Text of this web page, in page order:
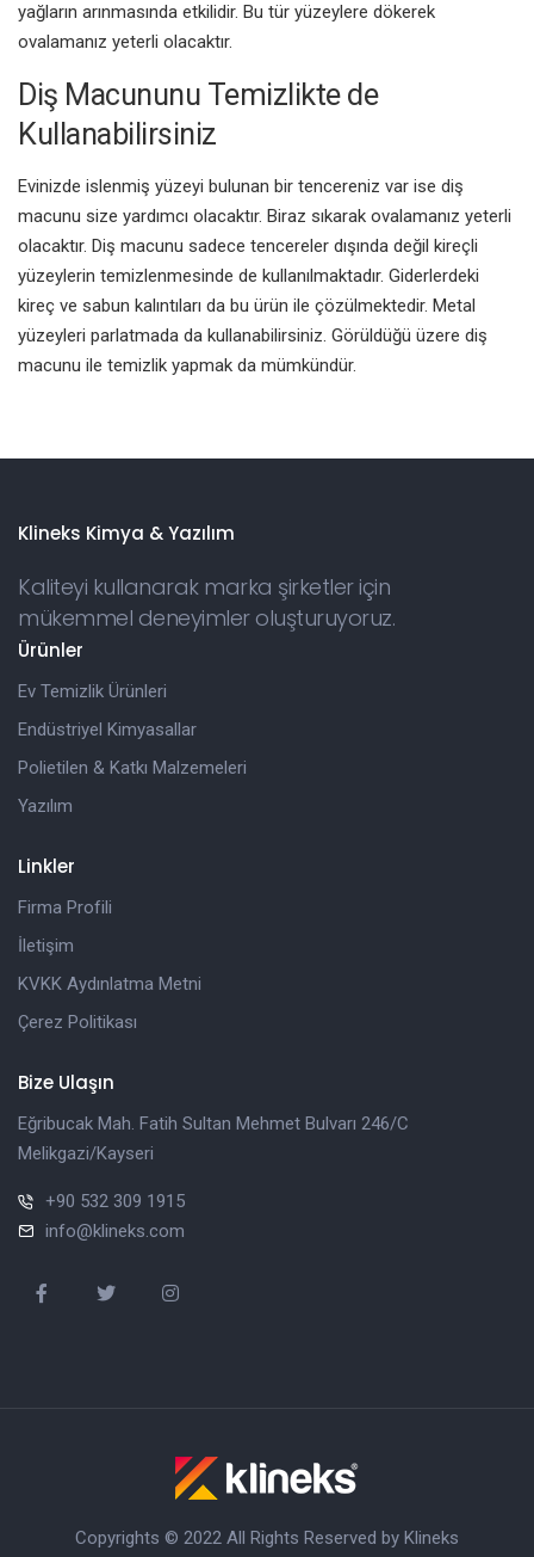
yağların arınmasında etkilidir. Bu tür yüzeylere dökerek
ovalamanız yeterli olacaktır.
Diş Macununu Temizlikte de
Kullanabilirsiniz
Evinizde islenmiş yüzeyi bulunan bir tencereniz var ise diş
macunu size yardımcı olacaktır. Biraz sıkarak ovalamanız yeterli
olacaktır. Diş macunu sadece tencereler dışında değil kireçli
yüzeylerin temizlenmesinde de kullanılmaktadır. Giderlerdeki
kireç ve sabun kalıntıları da bu ürün ile çözülmektedir. Metal
yüzeyleri parlatmada da kullanabilirsiniz. Görüldüğü üzere diş
macunu ile temizlik yapmak da mümkündür.
Klineks Kimya & Yazılım
Kaliteyi kullanarak marka şirketler için
mükemmel deneyimler oluşturuyoruz.
Ürünler
Ev Temizlik Ürünleri
Endüstriyel Kimyasallar
Polietilen & Katkı Malzemeleri
Yazılım
Linkler
Firma Profili
İletişim
KVKK Aydınlatma Metni
Çerez Politikası
Bize Ulaşın
Eğribucak Mah. Fatih Sultan Mehmet Bulvarı 246/C
Melikgazi/Kayseri
+90 532 309 1915
info@klineks.com
Copyrights © 2022 All Rights Reserved by Klineks